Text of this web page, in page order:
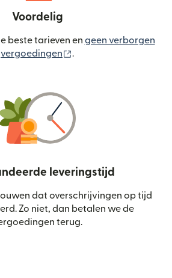
Voordelig
beste tarieven en geen verborgen
vergoedingen
.
leveringstijd
dat overschrijvingen op tijd
Zo niet, dan betalen we de
terug.